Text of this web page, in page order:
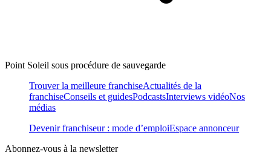
Point Soleil sous procédure de sauvegarde
Trouver la meilleure franchiseActualités de la
franchiseConseils et guidesPodcastsInterviews vidéoNos
médias
Devenir franchiseur : mode d’emploiEspace annonceur
Abonnez-vous à la newsletter